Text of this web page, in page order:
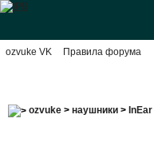
ozvuke VK Правила форума
ozvuke> наушники> InEar